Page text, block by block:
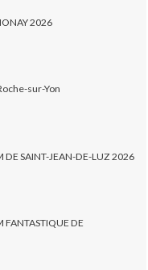
2026
sur-Yon
DE SAINT-JEAN-DE-LUZ 2026
FANTASTIQUE DE